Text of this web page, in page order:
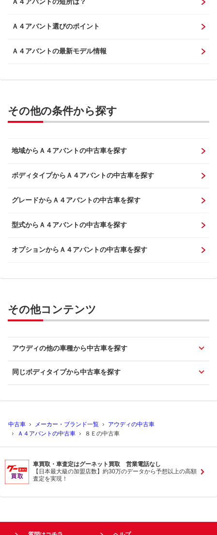
Ａ４アバント選びのポイント
Ａ４アバントの最新モデル情報
その他の条件から探す
地域からＡ４アバントの中古車を探す
ボディタイプからＡ４アバントの中古車を探す
グレードからＡ４アバントの中古車を探す
型式からＡ４アバントの中古車を探す
オプションからＡ４アバントの中古車を探す
その他コンテンツ
アウディの他の車種から中古車を探す
同じボディタイプから中古車を探す
中古車 メーカー・ブランド一覧
アウディの中古車
Ａ４アバントの中古車
８Ｅの中古車
車買取・車査定はグーネット買取 営業電話なし
【日本最大級の加盟店数】約30万のデータから予想以上の高額
査定を実現！